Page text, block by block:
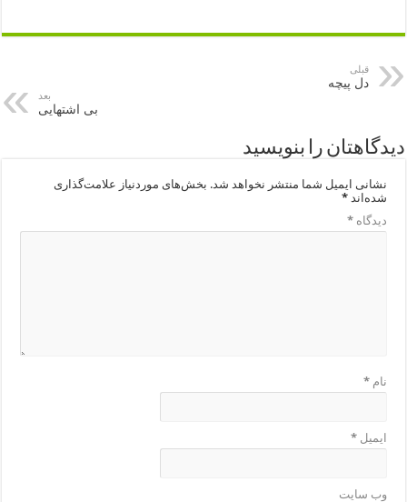
قبلی
دل پیچه
بعد
بی اشتهایی
دیدگاهتان را بنویسید
نشانی ایمیل شما منتشر نخواهد شد. بخش‌های موردنیاز علامت‌گذاری
شده‌اند*
دیدگاه*
نام*
ایمیل*
وب‌ سایت